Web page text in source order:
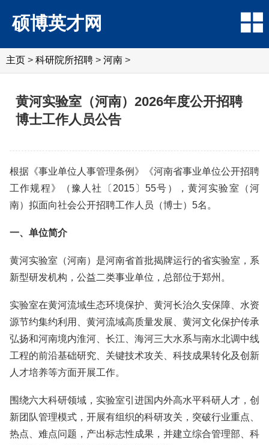
硕博英才网
主页 > 科研院所招聘 > ‌‌河南 >
黄河实验室（河南）2026年度公开招聘
博士工作人员公告
根据《事业单位人事管理条例》《河南省事业单位公开招聘
工作规程》（豫人社〔2015〕55号），黄河实验室（河
南）拟面向社会公开招聘工作人员（博士）5名。
一、单位简介
黄河实验室（河南）是河南省首批揭牌运行的省实验室，系
新型研发机构，公益二类事业单位，总部位于郑州。
实验室在黄河流域生态环境保护、黄河长治久安保障、水资
源节约集约利用、黄河流域高质量发展、黄河文化保护传承
弘扬和河南境内淮河、长江、海河三大水系与南水北调中线
工程的前沿基础研究、关键技术攻关、科技成果转化及创新
人才培养等方面开展工作。
围绕六大科研领域，实验室引进国内外高水平科研人才，创
新团队管理模式，开展有组织的科研攻关，突破行业重点、
热点、难点问题，产出标志性成果，并建立综合管理部、科